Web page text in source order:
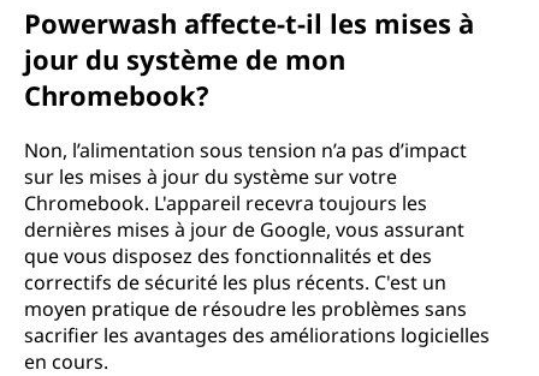
Powerwash affecte-t-il les mises à
jour du système de mon
Chromebook?
Non, l’alimentation sous tension n’a pas d’impact
sur les mises à jour du système sur votre
Chromebook. L'appareil recevra toujours les
dernières mises à jour de Google, vous assurant
que vous disposez des fonctionnalités et des
correctifs de sécurité les plus récents. C'est un
moyen pratique de résoudre les problèmes sans
sacrifier les avantages des améliorations logicielles
en cours.